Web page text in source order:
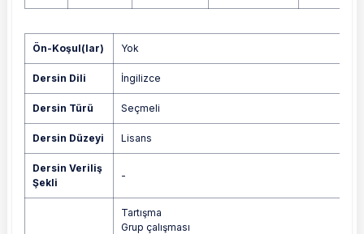
Yok
Ön-Koşul(lar) Yok
Dersin Dili İngilizce
Dersin Türü Seçmeli
Dersin Düzeyi Lisans
Dersin Veriliş
Şekli
-
Tartışma
Grup çalışması